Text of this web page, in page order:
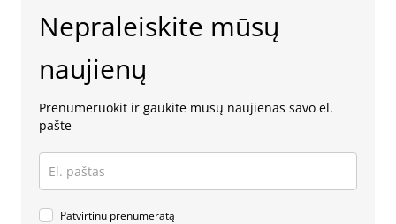
Nepraleiskite mūsų
naujienų
Prenumeruokit ir gaukite mūsų naujienas savo el.
pašte
Patvirtinu prenumeratą